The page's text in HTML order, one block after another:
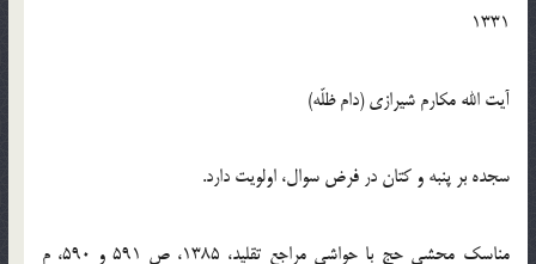
1331
آیت الله مکارم شیرازی (دام ظلّه)
سجده بر پنبه و کتان در فرض سوال، اولویت دارد.
مناسک محشی حج با حواشی مراجع تقلید، 1385، ص 591 و 590، م